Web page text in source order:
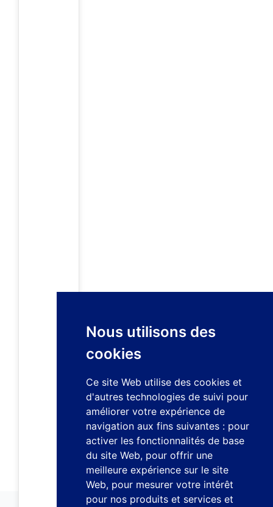
Nous utilisons des
cookies
Ce site Web utilise des cookies et
d'autres technologies de suivi pour
améliorer votre expérience de
navigation aux fins suivantes : pour
activer les fonctionnalités de base
du site Web, pour offrir une
meilleure expérience sur le site
Web, pour mesurer votre intérêt
pour nos produits et services et